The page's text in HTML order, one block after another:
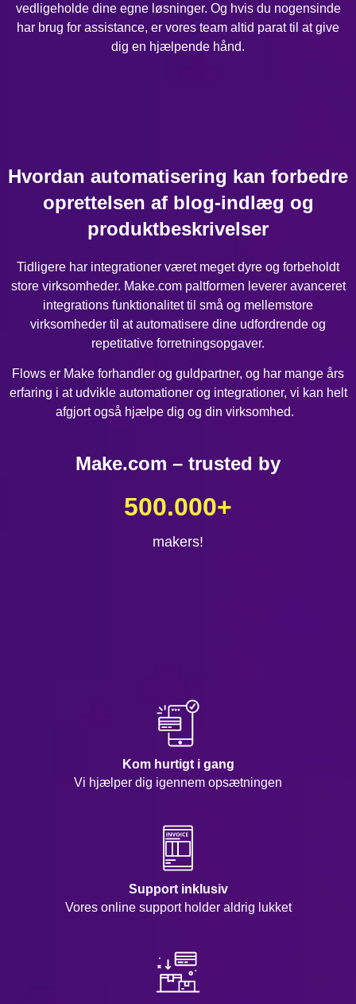
vedligeholde dine egne løsninger. Og hvis du nogensinde
har brug for assistance, er vores team altid parat til at give
dig en hjælpende hånd.
Hvordan automatisering kan forbedre
oprettelsen af blog-indlæg og
produktbeskrivelser
Tidligere har integrationer været meget dyre og forbeholdt
store virksomheder. Make.com paltformen leverer avanceret
integrations funktionalitet til små og mellemstore
virksomheder til at automatisere dine udfordrende og
repetitative forretningsopgaver.
Flows er Make forhandler og guldpartner, og har mange års
erfaring i at udvikle automationer og integrationer, vi kan helt
afgjort også hjælpe dig og din virksomhed.
Make.com – trusted by
makers!
500.000+
Kom hurtigt i gang
Vi hjælper dig igennem opsætningen
Support inklusiv
Vores online support holder aldrig lukket